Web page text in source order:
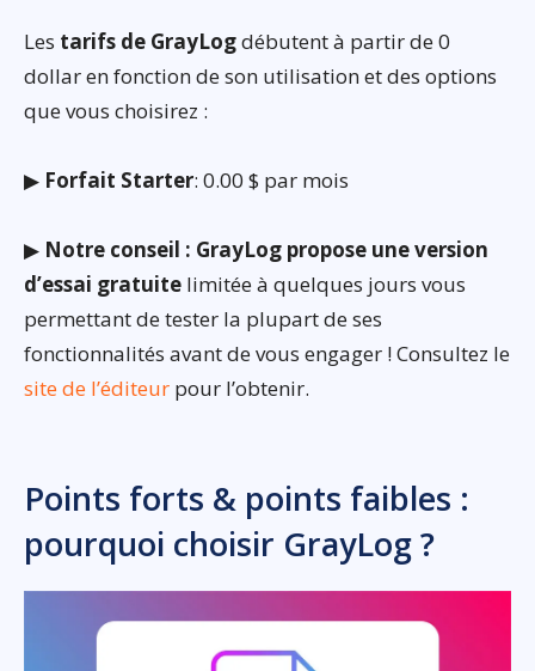
Les tarifs de GrayLogdébutent à partir de 0
dollar en fonction de son utilisation et des options
que vous choisirez :
▶ Forfait Starter: 0.00 $ par mois
▶ Notre conseil : GrayLog propose une version
d’essai gratuite limitée à quelques jours vous
permettant de tester la plupart de ses
fonctionnalités avant de vous engager ! Consultez le
site de l’éditeur pour l’obtenir.
Points forts & points faibles :
pourquoi choisir GrayLog ?